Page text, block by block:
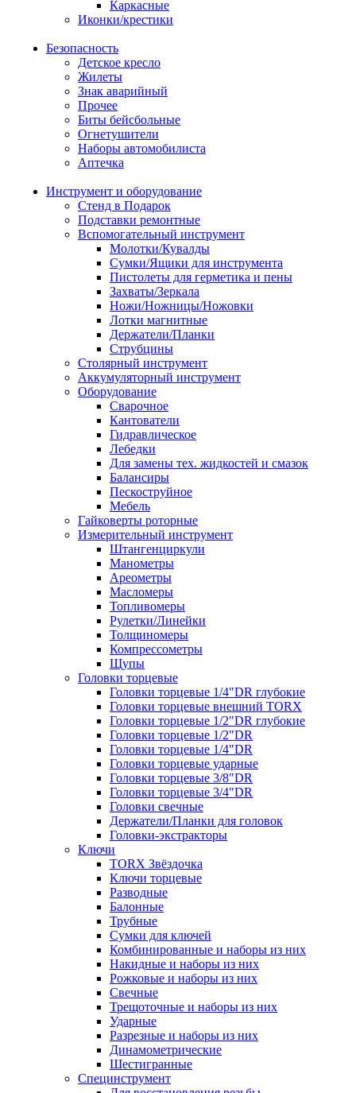
Каркасные
Иконки/крестики
Безопасность
Детское кресло
Жилеты
Знак аварийный
Прочее
Биты бейсбольные
Огнетушители
Наборы автомобилиста
Аптечка
Инструмент и оборудование
Стенд в Подарок
Подставки ремонтные
Вспомогательный инструмент
Молотки/Кувалды
Сумки/Ящики для инструмента
Пистолеты для герметика и пены
Захваты/Зеркала
Ножи/Ножницы/Ножовки
Лотки магнитные
Держатели/Планки
Струбцины
Столярный инструмент
Аккумуляторный инструмент
Оборудование
Сварочное
Кантователи
Гидравлическое
Лебедки
Для замены тех. жидкостей и смазок
Балансиры
Пескоструйное
Мебель
Гайковерты роторные
Измерительный инструмент
Штангенциркули
Манометры
Ареометры
Масломеры
Топливомеры
Рулетки/Линейки
Толщиномеры
Компрессометры
Щупы
Головки торцевые
Головки торцевые 1/4"DR глубокие
Головки торцевые внешний TORX
Головки торцевые 1/2"DR глубокие
Головки торцевые 1/2"DR
Головки торцевые 1/4"DR
Головки торцевые ударные
Головки торцевые 3/8"DR
Головки торцевые 3/4"DR
Головки свечные
Держатели/Планки для головок
Головки-экстракторы
Ключи
TORX Звёздочка
Ключи торцевые
Разводные
Балонные
Трубные
Сумки для ключей
Комбинированные и наборы из них
Накидные и наборы из них
Рожковые и наборы из них
Свечные
Трещоточные и наборы из них
Ударные
Разрезные и наборы из них
Динамометрические
Шестигранные
Специнструмент